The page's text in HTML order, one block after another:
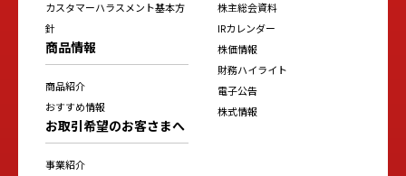
カスタマーハラスメント基本方
針
商品情報
商品紹介
おすすめ情報
お取引希望のお客さまへ
事業紹介
株主総会資料
IRカレンダー
株価情報
財務ハイライト
電子公告
株式情報